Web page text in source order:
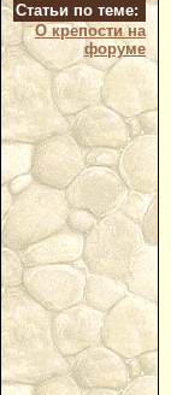
Статьи по теме:
О крепости на
форуме